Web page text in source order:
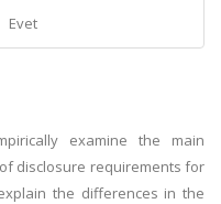
Evet
examine the main
disclosure requirements for
the differences in the